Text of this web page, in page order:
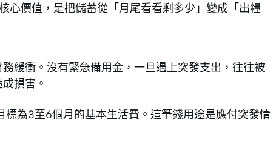
心價值，是把儲蓄從「月尾看看剩多少」變成「出糧
緩衝。沒有緊急備用金，一旦遇上突發支出，往往被
損害。
為3至6個月的基本生活費。這筆錢用途是應付突發情